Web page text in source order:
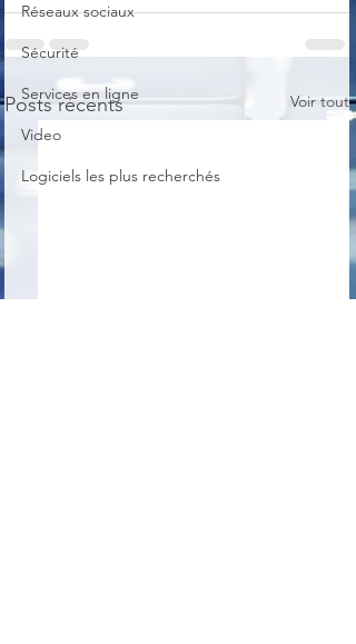
Réseaux sociaux
Sécurité
Services en ligne
Video
Logiciels les plus recherchés
Posts récents Voir tout